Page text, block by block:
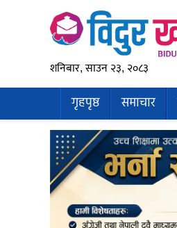
शनिबार, साउन २३, २०८३
गृहपृष्ठ समाचार